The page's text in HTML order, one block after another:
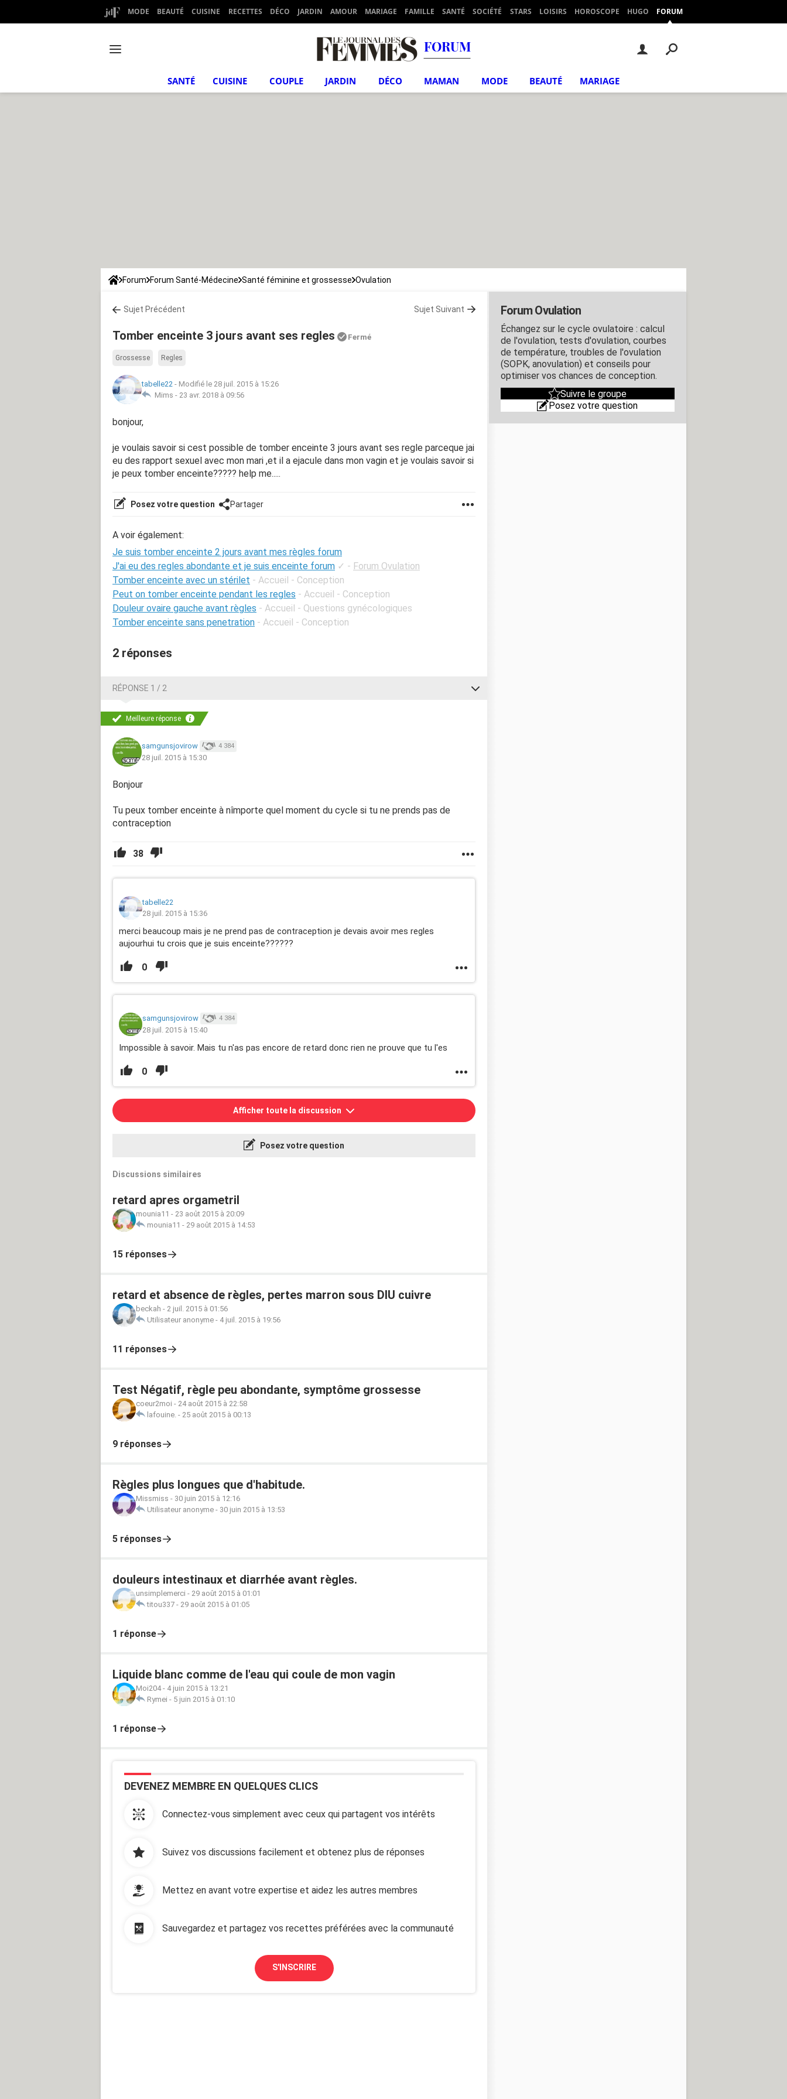
MODE BEAUTÉ CUISINE RECETTES DÉCO JARDIN AMOUR MARIAGE FAMILLE SANTÉ SOCIÉTÉ STARS LOISIRS HOROSCOPE HUGO FORUM
FORUM
SANTÉ CUISINE COUPLE JARDIN DÉCO MAMAN MODE BEAUTÉ MARIAGE
Forum Forum Santé-Médecine Santé féminine et grossesse Ovulation
Sujet Précédent Sujet Suivant
Tomber enceinte 3 jours avant ses regles Fermé
Grossesse Regles
tabelle22 - Modifié le 28 juil. 2015 à 15:26
Mims - 23 avr. 2018 à 09:56
bonjour,
je voulais savoir si cest possible de tomber enceinte 3 jours avant ses regle parceque jai
eu des rapport sexuel avec mon mari ,et il a ejacule dans mon vagin et je voulais savoir si
je peux tomber enceinte????? help me.....
Posez votre question Partager
A voir également:
Je suis tomber enceinte 2 jours avant mes règles forum
J'ai eu des regles abondante et je suis enceinte forum ✓ - Forum Ovulation
Tomber enceinte avec un stérilet - Accueil - Conception
Peut on tomber enceinte pendant les regles - Accueil - Conception
Douleur ovaire gauche avant règles - Accueil - Questions gynécologiques
Tomber enceinte sans penetration - Accueil - Conception
2 réponses
RÉPONSE 1 / 2
Meilleure réponse
samgunsjovirow 4 384
28 juil. 2015 à 15:30
Bonjour
Tu peux tomber enceinte à nîmporte quel moment du cycle si tu ne prends pas de
contraception
38
tabelle22
28 juil. 2015 à 15:36
merci beaucoup mais je ne prend pas de contraception je devais avoir mes regles
aujourhui tu crois que je suis enceinte??????
0
samgunsjovirow 4 384
28 juil. 2015 à 15:40
Impossible à savoir. Mais tu n'as pas encore de retard donc rien ne prouve que tu l'es
0
Afficher toute la discussion
Posez votre question
Discussions similaires
retard apres orgametril
mounia11 - 23 août 2015 à 20:09
mounia11 - 29 août 2015 à 14:53
15 réponses
retard et absence de règles, pertes marron sous DIU cuivre
beckah - 2 juil. 2015 à 01:56
Utilisateur anonyme - 4 juil. 2015 à 19:56
11 réponses
Test Négatif, règle peu abondante, symptôme grossesse
coeur2moi - 24 août 2015 à 22:58
lafouine. - 25 août 2015 à 00:13
9 réponses
Règles plus longues que d'habitude.
Missmiss - 30 juin 2015 à 12:16
Utilisateur anonyme - 30 juin 2015 à 13:53
5 réponses
douleurs intestinaux et diarrhée avant règles.
unsimplemerci - 29 août 2015 à 01:01
titou337 - 29 août 2015 à 01:05
1 réponse
Liquide blanc comme de l'eau qui coule de mon vagin
Moi204- 4 juin 2015 à 13:21
Rymei - 5 juin 2015 à 01:10
1 réponse
DEVENEZ MEMBRE EN QUELQUES CLICS
Connectez-vous simplement avec ceux qui partagent vos intérêts
Suivez vos discussions facilement et obtenez plus de réponses
Mettez en avant votre expertise et aidez les autres membres
Sauvegardez et partagez vos recettes préférées avec la communauté
S'INSCRIRE
Forum Ovulation
Échangez sur le cycle ovulatoire : calcul
de l'ovulation, tests d'ovulation, courbes
de température, troubles de l'ovulation
(SOPK, anovulation) et conseils pour
optimiser vos chances de conception.
Suivre le groupe
Posez votre question